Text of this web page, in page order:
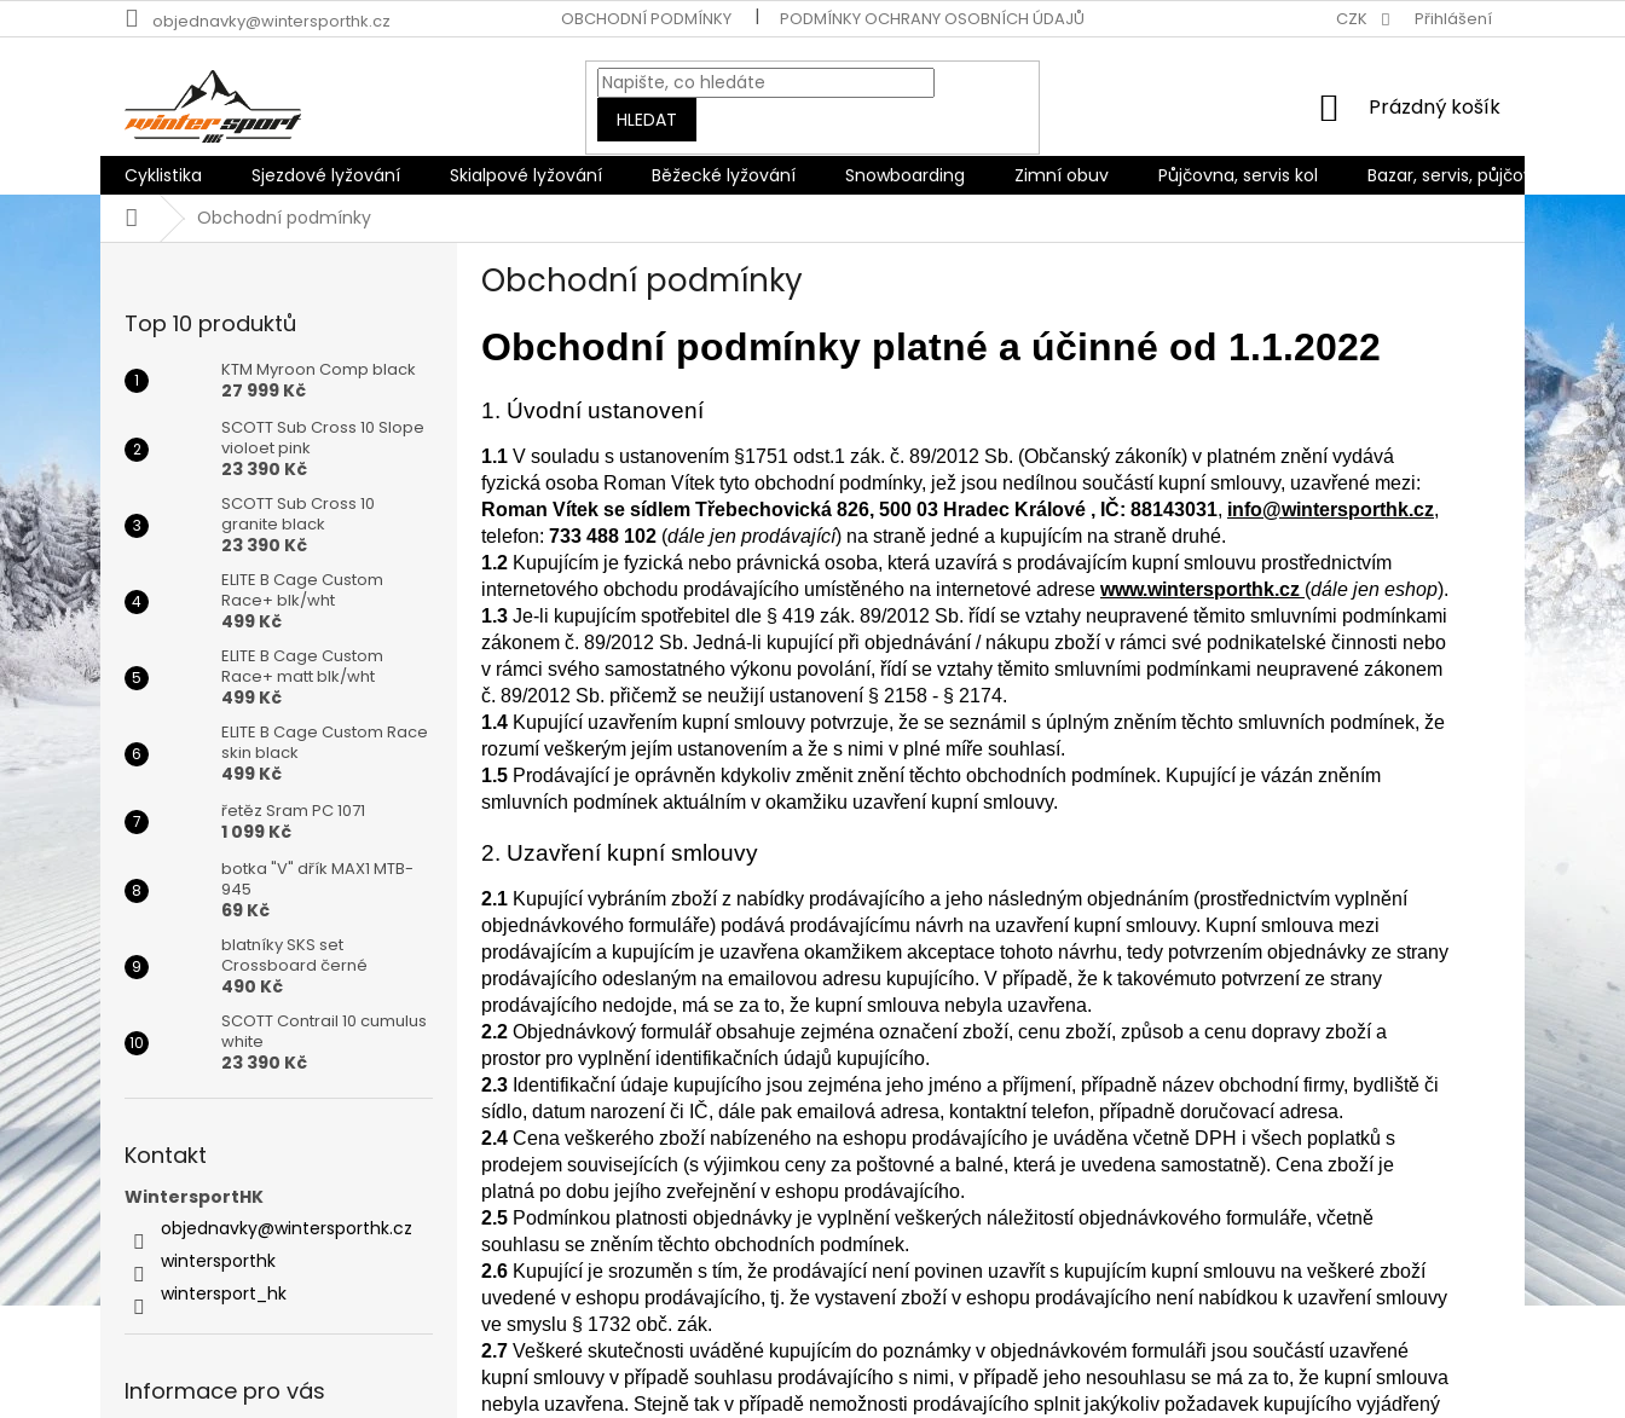
na
objednavky@wintersporthk.cz OBCHODNÍ PODMÍNKY PODMÍNKY OCHRANY OSOBNÍCH ÚDAJŮ ZPŮSOBY DORUČENÍ A PLATBY REKLAMACE A VRÁCENÍ
CZK Přihlášení
HLEDAT
NÁKUPNÍ
Prázdný košík
Cyklistika Sjezdové lyžování Skialpové lyžování Běžecké lyžování Snowboarding Zimní obuv Půjčovna, servis kol Bazar, servis, půjčovna
DomůObchodní podmínky
p
a
n
e
l
Top 10 produktů
KTM Myroon Comp black
27 999 Kč
SCOTT Sub Cross 10 Slope
violoet pink
23 390 Kč
SCOTT Sub Cross 10
granite black
23 390 Kč
ELITE B Cage Custom
Race+ blk/wht
499 Kč
ELITE B Cage Custom
Race+ matt blk/wht
499 Kč
ELITE B Cage Custom Race
skin black
499 Kč
řetěz Sram PC 1071
1 099 Kč
botka "V" dřík MAX1 MTB-
945
69 Kč
blatníky SKS set
Crossboard černé
490 Kč
SCOTT Contrail 10 cumulus
white
23 390 Kč
Kontakt
WintersportHK
objednavky@wintersporthk.cz
wintersporthk
wintersport_hk
Informace pro vás
Obchodní podmínky
Obchodní podmínky platné a účinné od 1.1.2022
1. Úvodní ustanovení
1.1 V souladu s ustanovením §1751 odst.1 zák. č. 89/2012 Sb. (Občanský zákoník) v platném znění vydává
fyzická osoba Roman Vítek tyto obchodní podmínky, jež jsou nedílnou součástí kupní smlouvy, uzavřené mezi:
Roman Vítek se sídlem Třebechovická 826, 500 03 Hradec Králové , IČ: 88143031, info@wintersporthk.cz,
telefon: 733 488 102 (dále jen prodávající) na straně jedné a kupujícím na straně druhé.
1.2 Kupujícím je fyzická nebo právnická osoba, která uzavírá s prodávajícím kupní smlouvu prostřednictvím
internetového obchodu prodávajícího umístěného na internetové adrese www.wintersporthk.cz (dále jen eshop).
1.3 Je-li kupujícím spotřebitel dle § 419 zák. 89/2012 Sb. řídí se vztahy neupravené těmito smluvními podmínkami
zákonem č. 89/2012 Sb. Jedná-li kupující při objednávání / nákupu zboží v rámci své podnikatelské činnosti nebo
v rámci svého samostatného výkonu povolání, řídí se vztahy těmito smluvními podmínkami neupravené zákonem
č. 89/2012 Sb. přičemž se neužijí ustanovení § 2158 - § 2174.
1.4 Kupující uzavřením kupní smlouvy potvrzuje, že se seznámil s úplným zněním těchto smluvních podmínek, že
rozumí veškerým jejím ustanovením a že s nimi v plné míře souhlasí.
1.5 Prodávající je oprávněn kdykoliv změnit znění těchto obchodních podmínek. Kupující je vázán zněním
smluvních podmínek aktuálním v okamžiku uzavření kupní smlouvy.
2. Uzavření kupní smlouvy
2.1 Kupující vybráním zboží z nabídky prodávajícího a jeho následným objednáním (prostřednictvím vyplnění
objednávkového formuláře) podává prodávajícímu návrh na uzavření kupní smlouvy. Kupní smlouva mezi
prodávajícím a kupujícím je uzavřena okamžikem akceptace tohoto návrhu, tedy potvrzením objednávky ze strany
prodávajícího odeslaným na emailovou adresu kupujícího. V případě, že k takovémuto potvrzení ze strany
prodávajícího nedojde, má se za to, že kupní smlouva nebyla uzavřena.
2.2 Objednávkový formulář obsahuje zejména označení zboží, cenu zboží, způsob a cenu dopravy zboží a
prostor pro vyplnění identifikačních údajů kupujícího.
2.3 Identifikační údaje kupujícího jsou zejména jeho jméno a příjmení, případně název obchodní firmy, bydliště či
sídlo, datum narození či IČ, dále pak emailová adresa, kontaktní telefon, případně doručovací adresa.
2.4 Cena veškerého zboží nabízeného na eshopu prodávajícího je uváděna včetně DPH i všech poplatků s
prodejem souvisejících (s výjimkou ceny za poštovné a balné, která je uvedena samostatně). Cena zboží je
platná po dobu jejího zveřejnění v eshopu prodávajícího.
2.5 Podmínkou platnosti objednávky je vyplnění veškerých náležitostí objednávkového formuláře, včetně
souhlasu se zněním těchto obchodních podmínek.
2.6 Kupující je srozuměn s tím, že prodávající není povinen uzavřít s kupujícím kupní smlouvu na veškeré zboží
uvedené v eshopu prodávajícího, tj. že vystavení zboží v eshopu prodávajícího není nabídkou k uzavření smlouvy
ve smyslu § 1732 obč. zák.
2.7 Veškeré skutečnosti uváděné kupujícím do poznámky v objednávkovém formuláři jsou součástí uzavřené
kupní smlouvy v případě souhlasu prodávajícího s nimi, v případě jeho nesouhlasu se má za to, že kupní smlouva
nebyla uzavřena. Stejně tak v případě nemožnosti prodávajícího splnit jakýkoliv požadavek kupujícího vyjádřený